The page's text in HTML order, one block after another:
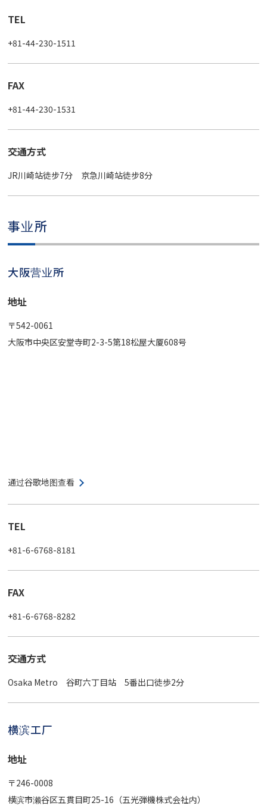
TEL
+81-44-230-1511
FAX
+81-44-230-1531
交通方式
JR川崎站徒步7分 京急川崎站徒步8分
事业所
大阪营业所
地址
〒542-0061
大阪市中央区安堂寺町2-3-5第18松屋大厦608号
通过谷歌地图查看
TEL
+81-6-6768-8181
FAX
+81-6-6768-8282
交通方式
Osaka Metro 谷町六丁目站 5番出口徒歩2分
横滨工厂
地址
〒246-0008
横滨市濑谷区五貫目町25-16（五光弾機株式会社内）